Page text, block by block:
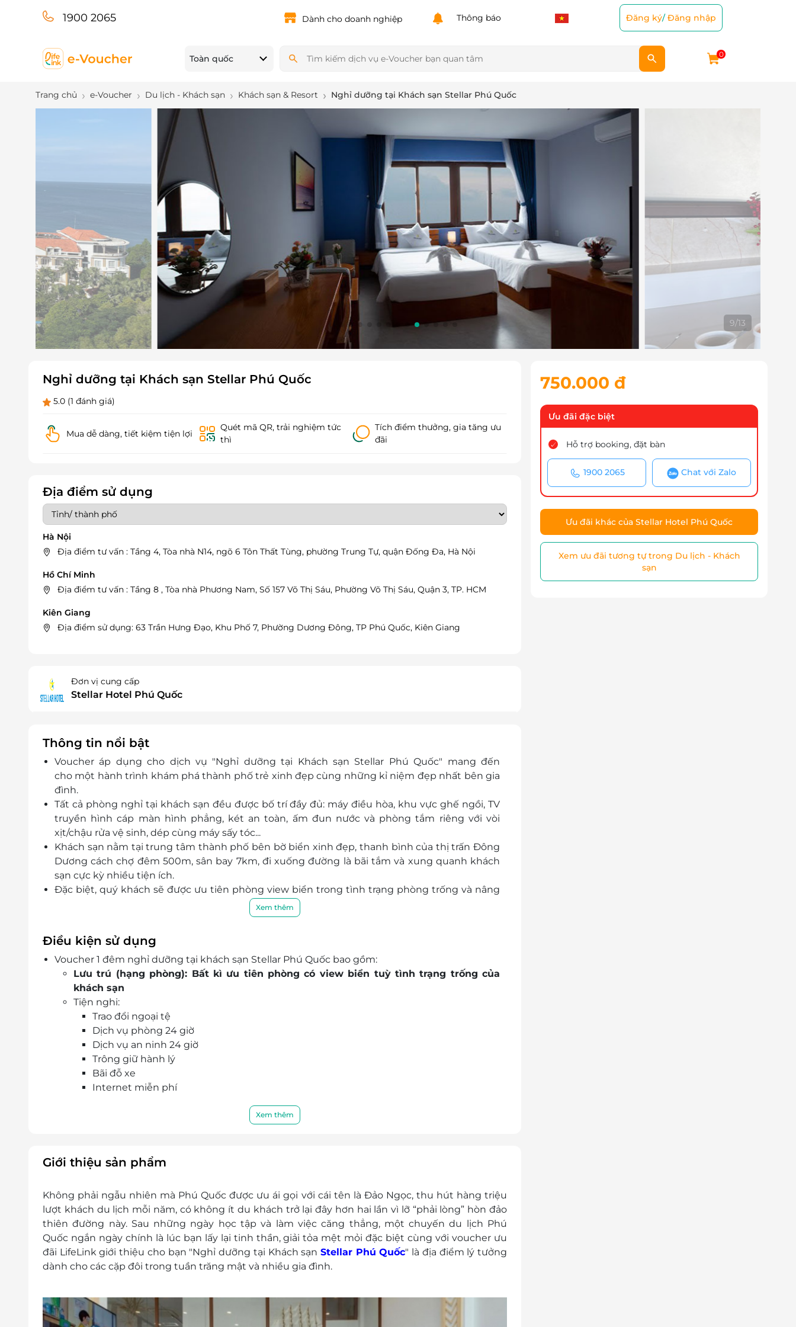
1900 2065 Dành cho doanh nghiệp Thông báo Đăng ký/Đăng nhập
Toàn quốc 0
Trang chủ e-Voucher Du lịch - Khách sạn Khách sạn & Resort Nghỉ dưỡng tại Khách sạn Stellar Phú Quốc
9/13
Nghỉ dưỡng tại Khách sạn Stellar Phú Quốc
5.0 (1 đánh giá)
Mua dễ dàng, tiết kiệm tiện lợi
Quét mã QR, trải nghiệm tức
thì
Tích điểm thưởng, gia tăng ưu
đãi
Địa điểm sử dụng
Hà Nội
Địa điểm tư vấn : Tầng 4, Tòa nhà N14, ngõ 6 Tôn Thất Tùng, phường Trung Tự, quận Đống Đa, Hà Nội
Hồ Chí Minh
Địa điểm tư vấn : Tầng 8 , Tòa nhà Phương Nam, Số 157 Võ Thị Sáu, Phường Võ Thị Sáu, Quận 3, TP. HCM
Kiên Giang
Địa điểm sử dụng: 63 Trần Hưng Đạo, Khu Phố 7, Phường Dương Đông, TP Phú Quốc, Kiên Giang
Đơn vị cung cấp
Stellar Hotel Phú Quốc
Thông tin nổi bật
Voucher áp dụng cho dịch vụ "Nghỉ dưỡng tại Khách sạn Stellar Phú Quốc" mang đến
cho một hành trình khám phá thành phố trẻ xinh đẹp cùng những kỉ niệm đẹp nhất bên gia
đình.
Tất cả phòng nghỉ tại khách sạn đều được bố trí đầy đủ: máy điều hòa, khu vực ghế ngồi, TV
truyền hình cáp màn hình phẳng, két an toàn, ấm đun nước và phòng tắm riêng với vòi
xịt/chậu rửa vệ sinh, dép cùng máy sấy tóc...
Khách sạn nằm tại trung tâm thành phố bên bờ biển xinh đẹp, thanh bình của thị trấn Đông
Dương cách chợ đêm 500m, sân bay 7km, đi xuống đường là bãi tắm và xung quanh khách
sạn cực kỳ nhiều tiện ích.
Đặc biệt, quý khách sẽ được ưu tiên phòng view biển trong tình trạng phòng trống và nâng
Đội ngũ nhân viên chu đáo, nhiệt tình, tận tâm, Khách sạn Stellar Phú Quốc hứa hẹn sẽ mang
đến cho quý khách hàng sự hài lòng nhất.
Xem thêm
Điều kiện sử dụng
Voucher 1 đêm nghỉ dưỡng tại khách sạn Stellar Phú Quốc bao gồm:
Lưu trú (hạng phòng): Bất kì ưu tiên phòng có view biển tuỳ tình trạng trống của
khách sạn
Tiện nghi:
Trao đổi ngoại tệ
Dịch vụ phòng 24 giờ
Dịch vụ an ninh 24 giờ
Trông giữ hành lý
Bãi đỗ xe
Internet miễn phí
Chi phí cá nhân như giặt ủi, điện thoại, ăn uống, v.v….
Giá phòng trẻ em:
Trẻ em dưới 5 tuổi miễn phí
Trẻ em 11 tuổi: tính giá người lớn
Phụ thu:
Giường phụ: Kê giường phụ phụ thu 200.000 VNĐ/ giường
Phụ thu phòng đơn: Không
Người thứ 3: 200.000 VNĐ/ người. Trường hợp người thứ 3 lấy phòng thì giá sẽ bằng 1
phòng bình thường (2 người lớn)
Phụ thu lễ tết: 30% giá phòng
Vào các ngày lễ tết âm lịch11/2/2024 - 16/2/2024
Xem thêm
Giới thiệu sản phẩm
Không phải ngẫu nhiên mà Phú Quốc được ưu ái gọi với cái tên là Đảo Ngọc, thu hút hàng triệu
lượt khách du lịch mỗi năm, có không ít du khách trở lại đây hơn hai lần vì lỡ “phải lòng” hòn đảo
thiên đường này. Sau những ngày học tập và làm việc căng thẳng, một chuyếndu lịch Phú
Quốc ngắn ngày chính là lúc bạn lấy lại tinh thần, giải tỏa mệt mỏi đặc biệt cùng với voucher ưu
đãi LifeLink giới thiệu cho bạn "Nghỉ dưỡng tại Khách sạn Stellar Phú Quốc" là địa điểm lý tưởng
dành cho các cặp đôi trong tuần trăng mật và nhiều gia đình.
750.000 đ
Ưu đãi đặc biệt
Hỗ trợ booking, đặt bàn
1900 2065 Chat với Zalo
Ưu đãi khác của Stellar Hotel Phú Quốc
Xem ưu đãi tương tự trong Du lịch - Khách
sạn